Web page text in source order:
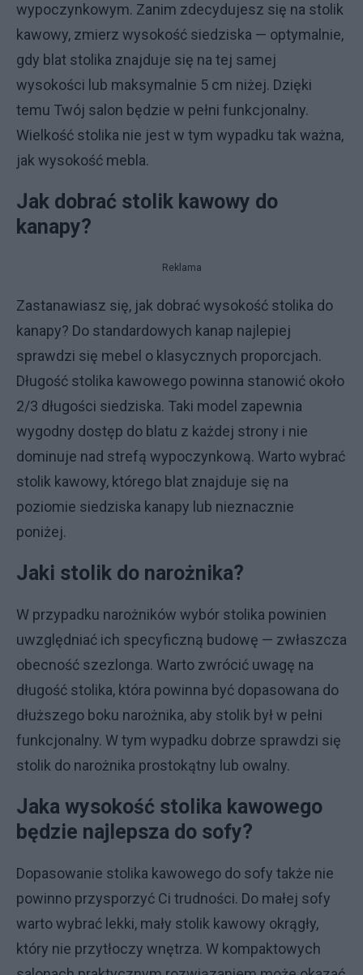
wypoczynkowym. Zanim zdecydujesz się na stolik
kawowy, zmierz wysokość siedziska — optymalnie,
gdy blat stolika znajduje się na tej samej
wysokości lub maksymalnie 5 cm niżej. Dzięki
temu Twój salon będzie w pełni funkcjonalny.
Wielkość stolika nie jest w tym wypadku tak ważna,
jak wysokość mebla.
Jak dobrać stolik kawowy do
kanapy?
Reklama
Zastanawiasz się, jak dobrać wysokość stolika do
kanapy? Do standardowych kanap najlepiej
sprawdzi się mebel o klasycznych proporcjach.
Długość stolika kawowego powinna stanowić około
2/3 długości siedziska. Taki model zapewnia
wygodny dostęp do blatu z każdej strony i nie
dominuje nad strefą wypoczynkową. Warto wybrać
stolik kawowy, którego blat znajduje się na
poziomie siedziska kanapy lub nieznacznie
poniżej.
Jaki stolik do narożnika?
W przypadku narożników wybór stolika powinien
uwzględniać ich specyficzną budowę — zwłaszcza
obecność szezlonga. Warto zwrócić uwagę na
długość stolika, która powinna być dopasowana do
dłuższego boku narożnika, aby stolik był w pełni
funkcjonalny. W tym wypadku dobrze sprawdzi się
stolik do narożnika prostokątny lub owalny.
Jaka wysokość stolika kawowego
będzie najlepsza do sofy?
Dopasowanie stolika kawowego do sofy także nie
powinno przysporzyć Ci trudności. Do małej sofy
warto wybrać lekki, mały stolik kawowy okrągły,
który nie przytłoczy wnętrza. W kompaktowych